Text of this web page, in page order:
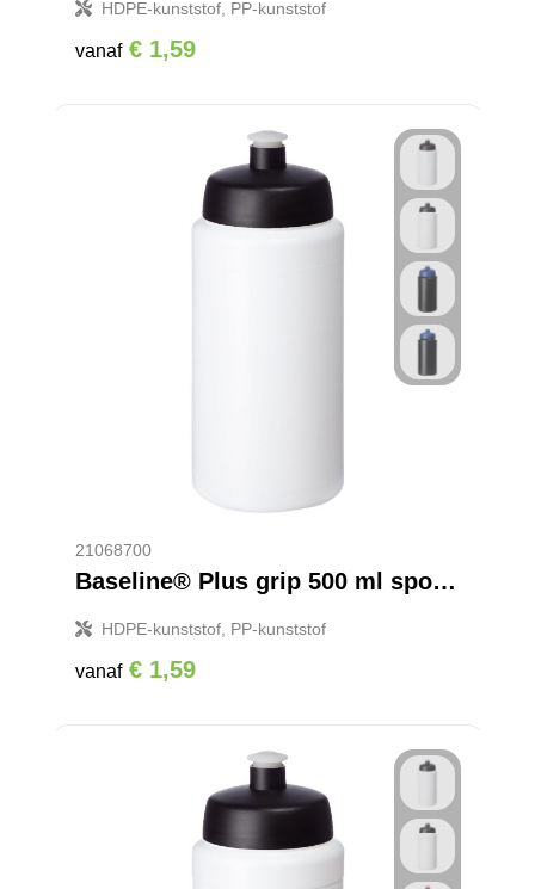
HDPE-kunststof, PP-kunststof
vanaf € 1,59
21068700
Baseline® Plus grip 500 ml sportfles met sportdeksel
HDPE-kunststof, PP-kunststof
vanaf € 1,59